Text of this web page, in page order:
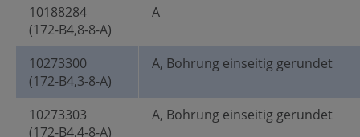
10188284
(172-B4,8-8-A)
A
10273300
(172-B4,3-8-A)
A, Bohrung einseitig gerundet
10273303
(172-B4,4-8-A)
A, Bohrung einseitig gerundet